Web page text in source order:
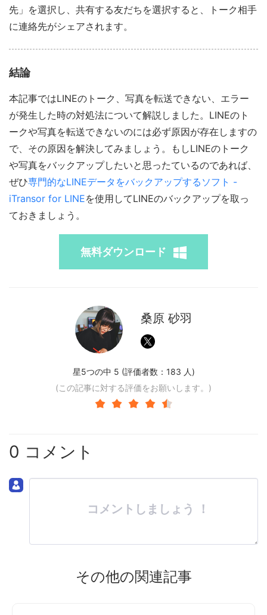
先」を選択し、共有する友だちを選択すると、トーク相手
に連絡先がシェアされます。
結論
本記事ではLINEのトーク、写真を転送できない、エラー
が発生した時の対処法について解説しました。LINEのト
ークや写真を転送できないのには必ず原因が存在しますの
で、その原因を解決してみましょう。もしLINEのトーク
や写真をバックアップしたいと思ったているのであれば、
ぜひ専門的なLINEデータをバックアップするソフト -
iTransor for LINEを使用してLINEのバックアップを取っ
ておきましょう。
無料ダウンロード
桑原 砂羽
星5つの中 5 (評価者数： 183 人)
(この記事に対する評価をお願いします。)
0 コメント
コメントしましょう ！
その他の関連記事